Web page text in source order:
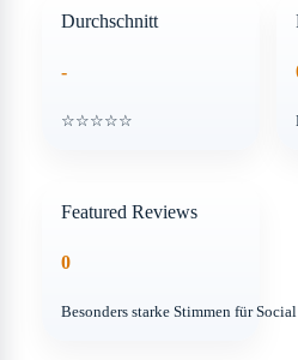
Durchschnitt
-
☆☆☆☆☆
Featured Reviews
0
Besonders starke Stimmen für